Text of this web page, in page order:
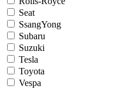
Seat
SsangYong
Subaru
Suzuki
Tesla
Toyota
Vespa